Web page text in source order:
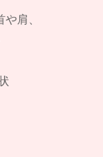
や肩、